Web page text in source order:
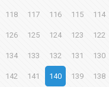
114
115
116
117
118
122
123
124
125
126
130
131
132
133
134
138
139
140
141
142